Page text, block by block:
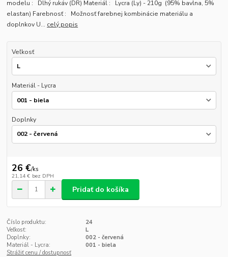
modelu : Dlhý rukáv (DR) Materiál : Lycra (Ly) - 210g (95% bavlna, 5%
elastan) Farebnosť : Možnosť farebnej kombinácie materiálu a
doplnkov U... celý popis
Veľkosť
Materiál - Lycra
Doplnky
26 €/ks
21,14 € bez DPH
Pridať do košíka
Číslo produktu:
24
Veľkosť:
L
Doplnky:
002 - červená
Materiál - Lycra:
001 - biela
Strážiť cenu / dostupnosť